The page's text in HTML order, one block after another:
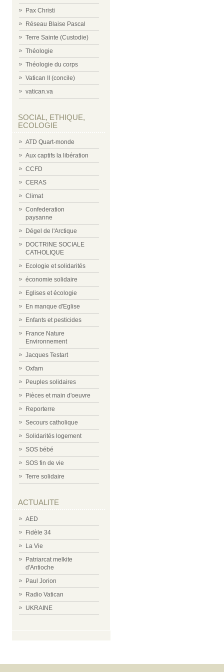
Pax Christi
Réseau Blaise Pascal
Terre Sainte (Custodie)
Théologie
Théologie du corps
Vatican II (concile)
vatican.va
SOCIAL, ETHIQUE,
ECOLOGIE
ATD Quart-monde
Aux captifs la libération
CCFD
CERAS
Climat
Confederation
paysanne
Dégel de l'Arctique
DOCTRINE SOCIALE
CATHOLIQUE
Ecologie et solidarités
économie solidaire
Eglises et écologie
En manque d'Eglise
Enfants et pesticides
France Nature
Environnement
Jacques Testart
Oxfam
Peuples solidaires
Pièces et main d'oeuvre
Reporterre
Secours catholique
Solidarités logement
SOS bébé
SOS fin de vie
Terre solidaire
ACTUALITE
AED
Fidèle 34
La Vie
Patriarcat melkite
d'Antioche
Paul Jorion
Radio Vatican
UKRAINE